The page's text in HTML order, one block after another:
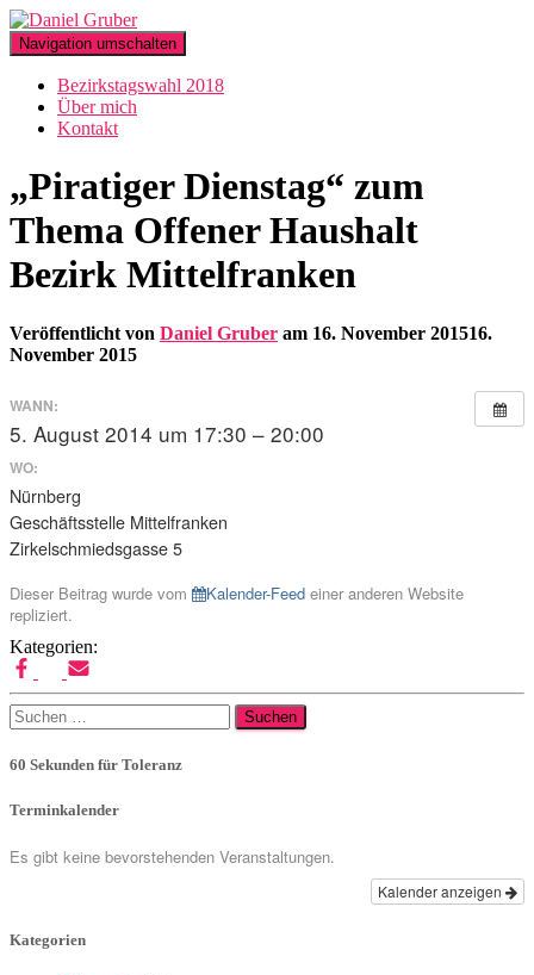
Navigation umschalten
Bezirkstagswahl 2018
Über mich
Kontakt
„Piratiger Dienstag“ zum
Thema Offener Haushalt
Bezirk Mittelfranken
Veröffentlicht von Daniel Gruber am 16. November 201516.
November 2015
WANN:
5. August 2014 um 17:30 – 20:00
WO:
Nürnberg
Geschäftsstelle Mittelfranken
Zirkelschmiedsgasse 5
Dieser Beitrag wurde vom Kalender-Feed einer anderen Website
repliziert.
Kategorien:
Suchen
nach:
60 Sekunden für Toleranz
Terminkalender
Es gibt keine bevorstehenden Veranstaltungen.
Kalender anzeigen
Kategorien